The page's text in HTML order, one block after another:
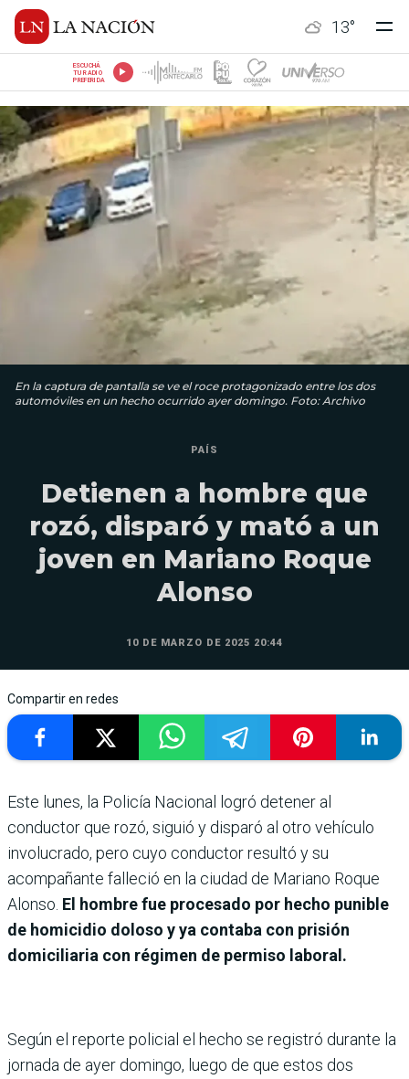
13°
ESCUCHÁ
TU RADIO
PREFERIDA
En la captura de pantalla se ve el roce protagonizado entre los dos
automóviles en un hecho ocurrido ayer domingo. Foto: Archivo
PAÍS
Detienen a hombre que
rozó, disparó y mató a un
joven en Mariano Roque
Alonso
10 DE MARZO DE 2025 20:44
Compartir en redes
Este lunes, la Policía Nacional logró detener al
conductor que rozó, siguió y disparó al otro vehículo
involucrado, pero cuyo conductor resultó y su
acompañante falleció en la ciudad de Mariano Roque
Alonso. El hombre fue procesado por hecho punible
de homicidio doloso y ya contaba con prisión
domiciliaria con régimen de permiso laboral.
Según el reporte policial el hecho se registró durante la
jornada de ayer domingo, luego de que estos dos